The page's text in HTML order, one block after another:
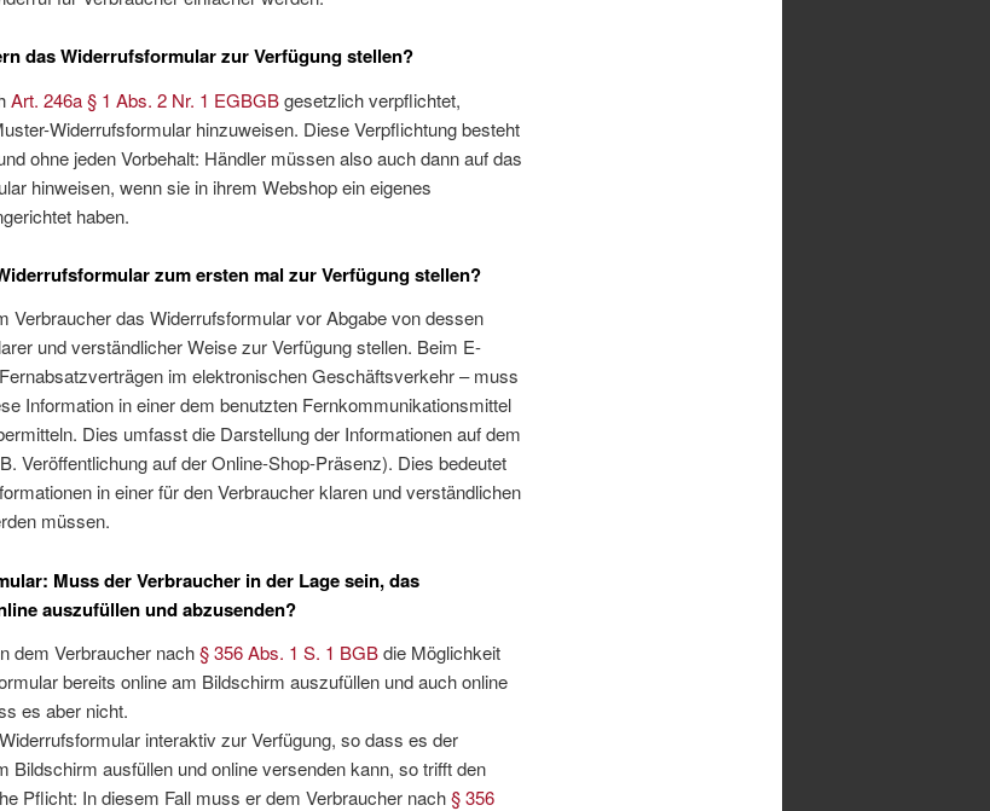
das Widerrufsformular zur Verfügung stellen?
Art. 246a § 1 Abs. 2 Nr. 1 EGBGBgesetzlich verpflichtet,
Widerrufsformular hinzuweisen. Diese Verpflichtung besteht
ohne jeden Vorbehalt: Händler müssen also auch dann auf das
hinweisen, wenn sie in ihrem Webshop ein eigenes
haben.
zum ersten mal zur Verfügung stellen?
Verbraucher das Widerrufsformular vor Abgabe von dessen
und verständlicher Weise zur Verfügung stellen. Beim E-
im elektronischen Geschäftsverkehr – muss
Information in einer dem benutzten Fernkommunikationsmittel
Dies umfasst die Darstellung der Informationen auf dem
Veröffentlichung auf der Online-Shop-Präsenz). Dies bedeutet
in einer für den Verbraucher klaren und verständlichen
müssen.
Muss der Verbraucher in der Lage sein, das
auszufüllen und abzusenden?
dem Verbraucher nach§ 356 Abs. 1 S. 1 BGBdie Möglichkeit
bereits online am Bildschirm auszufüllen und auch online
es aber nicht.
interaktiv zur Verfügung, so dass es der
Bildschirm ausfüllen und online versenden kann, so trifft den
Pflicht: In diesem Fall muss er dem Verbraucher nach§ 356